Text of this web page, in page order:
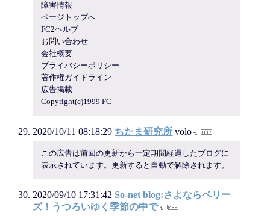
障害情報
ページトップへ
FC2ヘルプ
お問い合わせ
会社概要
プライバシーポリシー
著作権ガイドライン
広告掲載
Copyright(c)1999 FC
2020/10/11 08:18:29 ちたま研究所 volo
この広告は前回の更新から一定期間経過したブログに
表示されています。更新すると自動で解除されます。
2020/09/10 17:31:42 So-net blog:さよならベリー
ズ！うつろいゆく季節の中で